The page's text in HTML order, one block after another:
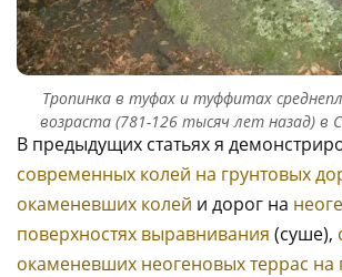
Тропинка в туфах и туффитах
возраста (781-126 тысяч лет назад) в
В предыдущих статьях я
современных колей на грунтовых
окаменевших колей и дорог на
поверхностях выравнивания (суше),
окаменевших неогеновых террас на